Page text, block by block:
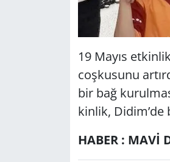
19 Mayıs
coş­ku­su­nu
bir bağ
kin­lik, Didim’de
HABER : MAVİ